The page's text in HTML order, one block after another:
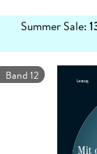
Summer Sale:
erfahren
Band 12